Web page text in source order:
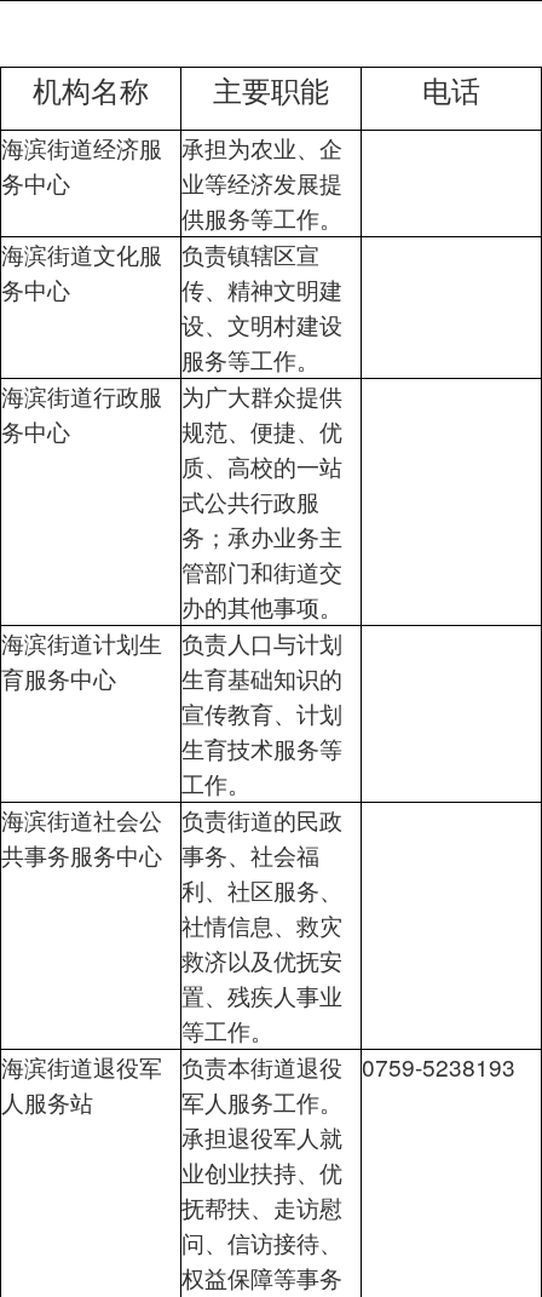
机构名称 主要职能 电话
海滨街道经济服
务中心
承担为农业、企
业等经济发展提
供服务等工作。
海滨街道文化服
务中心
负责镇辖区宣
传、精神文明建
设、文明村建设
服务等工作。
海滨街道行政服
务中心
为广大群众提供
规范、便捷、优
质、高校的一站
式公共行政服
务；承办业务主
管部门和街道交
办的其他事项。
海滨街道计划生
育服务中心
负责人口与计划
生育基础知识的
宣传教育、计划
生育技术服务等
工作。
海滨街道社会公
共事务服务中心
负责街道的民政
事务、社会福
利、社区服务、
社情信息、救灾
救济以及优抚安
置、残疾人事业
等工作。
海滨街道退役军
人服务站
负责本街道退役
军人服务工作。
承担退役军人就
业创业扶持、优
抚帮扶、走访慰
问、信访接待、
权益保障等事务
0759-5238193